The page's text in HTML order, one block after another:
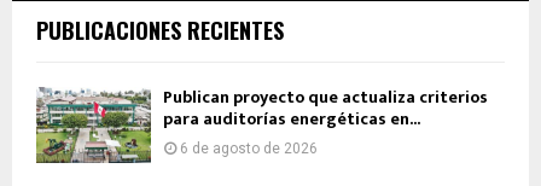
PUBLICACIONES RECIENTES
Publican proyecto que actualiza criterios
para auditorías energéticas en...
6 de agosto de 2026